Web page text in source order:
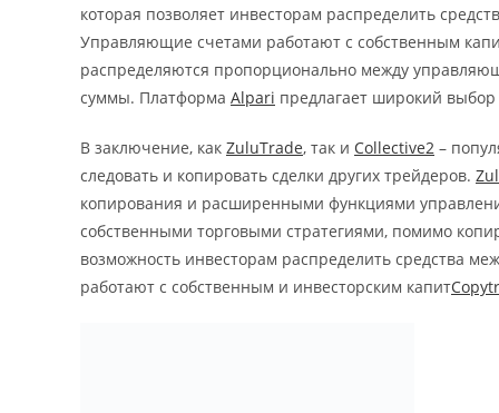
которая позволяет инвесторам распределить
Управляющие счетами работают с собственным
распределяются пропорционально между
суммы. Платформа Alpari предлагает широкий
В заключение, как ZuluTrade, так и Collective2 –
следовать и копировать сделки других трейдеров.
копирования и расширенными функциями
собственными торговыми стратегиями, помимо
возможность инвесторам распределить средства
работают с собственным и инвесторским капит